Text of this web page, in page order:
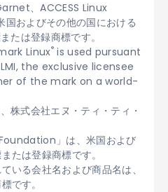
、ACCESS Linux
およびその他の国における
たは登録商標です。
Linux®is used pursuant
the exclusive licensee
of the mark on a world-
株式会社エヌ・ティ・ティ・
」は、米国および
たは登録商標です。
いる会社名および商品名は、
です。